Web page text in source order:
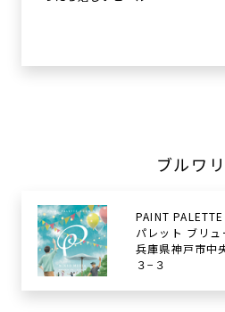
ブルワ
PAINT
パレット ブリュ
兵庫県神戸市中
３−３